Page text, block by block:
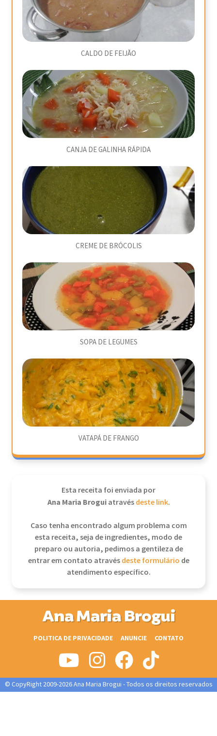
CALDO DE FEIJÃO
CANJA DE GALINHA RÁPIDA
CREME DE BRÓCOLIS
SOPA DE LEGUMES
VATAPÁ DE FRANGO
Esta receita foi enviada por
Ana Maria Broguiatravésdeste link.
Caso tenha encontrado algum problema com
esta receita, seja de ingredientes, modo de
preparo ou autoria, pedimos a gentileza de
entrar em contato atravésdeste formulário de
atendimento específico.
Ana Maria Brogui
POLITICA DE PRIVACIDADE ANUNCIE CONTATO
© CopyRight 2009-2026 Ana Maria Brogui - Todos os direitos reservados